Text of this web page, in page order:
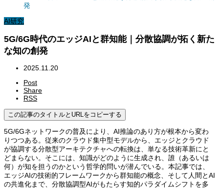
発
AI研究
5G/6G時代のエッジAIと群知能｜分散協調が拓く新た
な知の創発
2025.11.20
Post
Share
RSS
この記事のタイトルとURLをコピーする
5G/6Gネットワークの普及により、AI推論のあり方が根本から変わ
りつつある。従来のクラウド集中型モデルから、エッジとクラウド
が協調する分散型アーキテクチャへの転換は、単なる技術革新にと
どまらない。そこには、知識がどのように生成され、誰（あるいは
何）が知を担うのかという哲学的問いが潜んでいる。本記事では、
エッジAIの技術的フレームワークから群知能の概念、そして人間とAI
の共進化まで、分散協調型AIがもたらす知的パラダイムシフトを多